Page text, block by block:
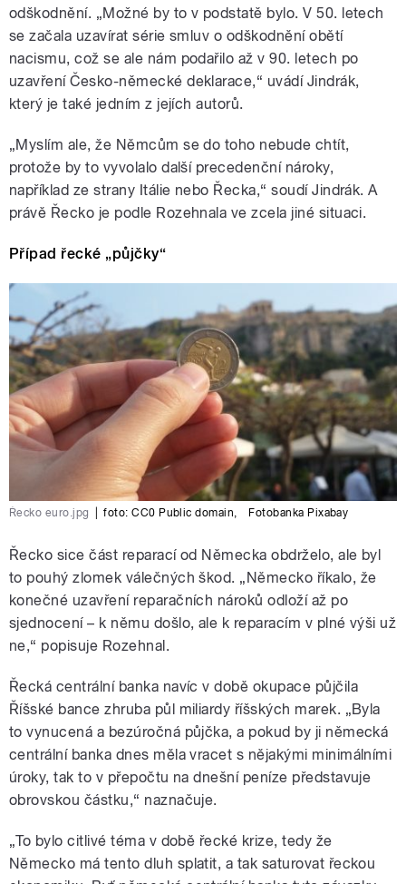
odškodnění. „Možné by to v podstatě bylo. V 50. letech
se začala uzavírat série smluv o odškodnění obětí
nacismu, což se ale nám podařilo až v 90. letech po
uzavření Česko-německé deklarace,“ uvádí Jindrák,
který je také jedním z jejích autorů.
„Myslím ale, že Němcům se do toho nebude chtít,
protože by to vyvolalo další precedenční nároky,
například ze strany Itálie nebo Řecka,“ soudí Jindrák. A
právě Řecko je podle Rozehnala ve zcela jiné situaci.
Případ řecké „půjčky“
Řecko euro.jpg foto:CC0 Public domain, Fotobanka Pixabay
Řecko sice část reparací od Německa obdrželo, ale byl
to pouhý zlomek válečných škod. „Německo říkalo, že
konečné uzavření reparačních nároků odloží až po
sjednocení – k němu došlo, ale k reparacím v plné výši už
ne,“ popisuje Rozehnal.
Řecká centrální banka navíc v době okupace půjčila
Říšské bance zhruba půl miliardy říšských marek. „Byla
to vynucená a bezúročná půjčka, a pokud by ji německá
centrální banka dnes měla vracet s nějakými minimálními
úroky, tak to v přepočtu na dnešní peníze představuje
obrovskou částku,“ naznačuje.
„To bylo citlivé téma v době řecké krize, tedy že
Německo má tento dluh splatit, a tak saturovat řeckou